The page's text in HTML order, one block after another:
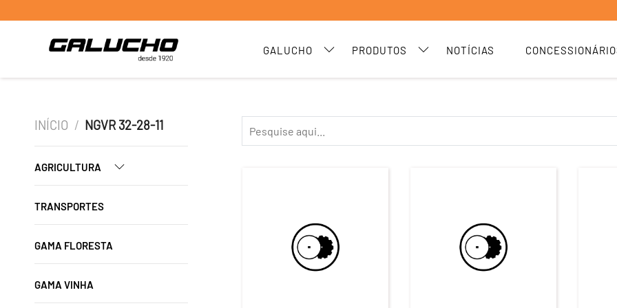
GALUCHO PRODUTOS NOTÍCIAS
INÍCIO / NGVR 32-28-11
AGRICULTURA
TRANSPORTES
GAMA FLORESTA
GAMA VINHA